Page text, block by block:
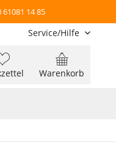
61081 14 85
Service/Hilfe
Warenkorb